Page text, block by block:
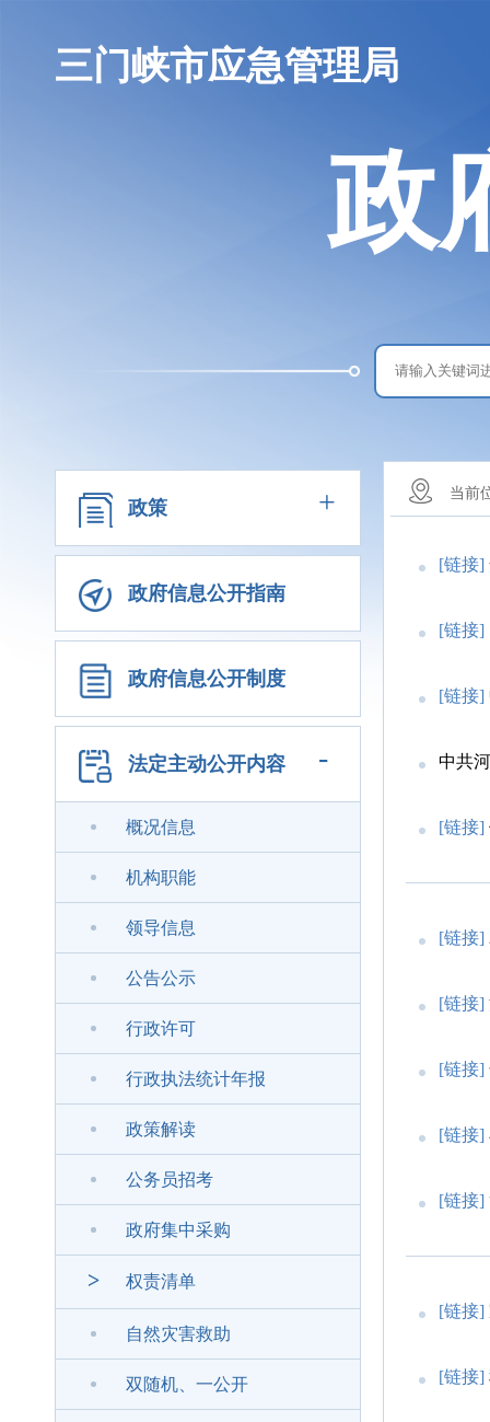
三门峡市应急管理局
政
政策 +
政府信息公开指南
政府信息公开制度
法定主动公开内容 -
概况信息
机构职能
领导信息
公告公示
行政许可
行政执法统计年报
政策解读
公务员招考
政府集中采购
> 权责清单
自然灾害救助
双随机、一公开
当前
[链接]
[链接]
[链接]
中共
[链接]
[链接]
[链接]
[链接]
[链接]
[链接]
[链接]
[链接]